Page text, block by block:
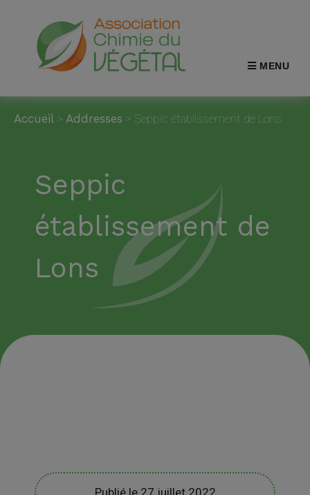
MENU
Accueil > Addresses > Seppic établissement de Lons
Seppic
établissement de
Lons